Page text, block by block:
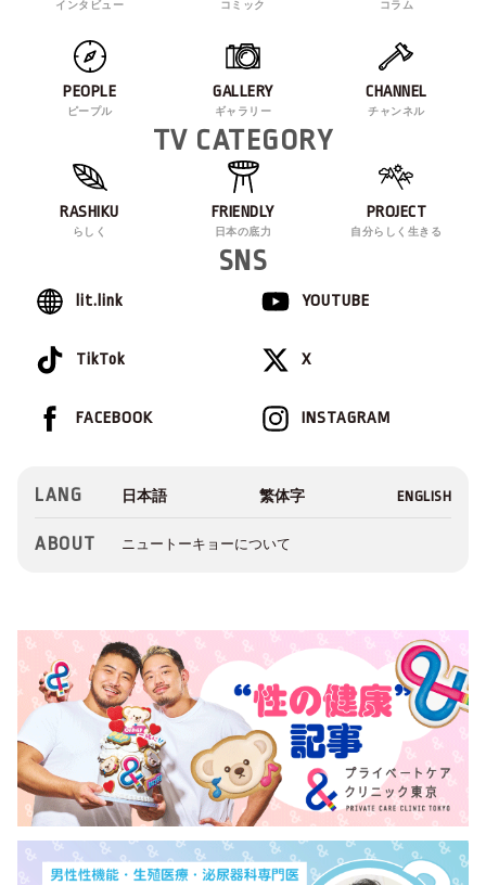
インタビュー コミック コラム
PEOPLE
ピープル
GALLERY
ギャラリー
CHANNEL
チャンネル
TV CATEGORY
RASHIKU
らしく
FRIENDLY
日本の底力
PROJECT
自分らしく生きる
SNS
lit.link YOUTUBE
TikTok X
INSTAGRAM
FACEBOOK
LANG
ABOUT ニュートーキョーについて